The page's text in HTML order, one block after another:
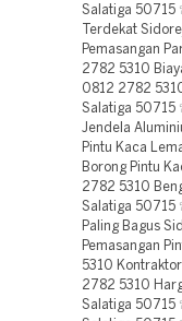
Salatiga 50715
Terdekat
Pemasangan
2782 5310
0812 2782
Salatiga 50715
Jendela
Pintu Kaca
Borong Pintu
2782 5310
Salatiga 50715
Paling Bagus
Pemasangan
5310
2782 5310
Salatiga 50715